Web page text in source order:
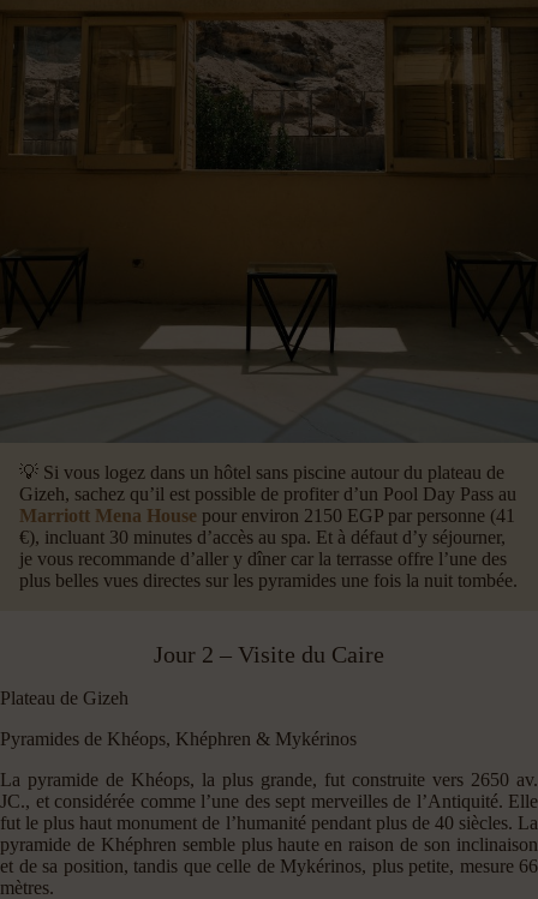
💡 Si vous logez dans un hôtel sans piscine autour du plateau de
Gizeh, sachez qu’il est possible de profiter d’un Pool Day Pass au
Marriott Mena House pour environ 2150 EGP par personne (41
€), incluant 30 minutes d’accès au spa. Et à défaut d’y séjourner,
je vous recommande d’aller y dîner car la terrasse offre l’une des
plus belles vues directes sur les pyramides une fois la nuit tombée.
Jour 2 – Visite du Caire
Plateau de Gizeh
Pyramides de Khéops, Khéphren & Mykérinos
La pyramide de Khéops, la plus grande, fut construite vers 2650 av.
JC., et considérée comme l’une des sept merveilles de l’Antiquité. Elle
fut le plus haut monument de l’humanité pendant plus de 40 siècles. La
pyramide de Khéphren semble plus haute en raison de son inclinaison
et de sa position, tandis que celle de Mykérinos, plus petite, mesure 66
mètres.